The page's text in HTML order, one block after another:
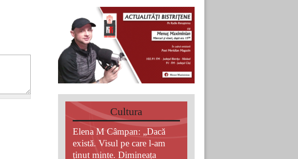
Cultura
Elena M Câmpan: „Dacă
există. Visul pe care l-am
ținut minte. Dimineața